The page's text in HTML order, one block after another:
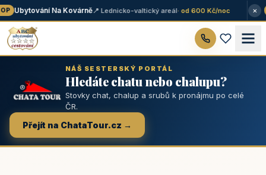
Ubytování Na Kovárně📍 Lednicko-valtický areál· od 600 Kč/noc ×
NÁŠ SESTERSKÝ PORTÁL
Hledáte chatu nebo chalupu?
Stovky chat, chalup a srubů k pronájmu po celé
ČR.
Přejít na ChataTour.cz →